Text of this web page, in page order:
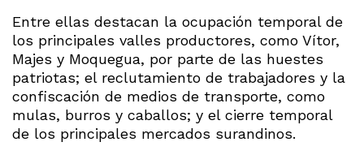
Entre ellas destacan la ocupación temporal de
los principales valles productores, como Vítor,
Majes y Moquegua, por parte de las huestes
patriotas; el reclutamiento de trabajadores y la
confiscación de medios de transporte, como
mulas, burros y caballos; y el cierre temporal
de los principales mercados surandinos.